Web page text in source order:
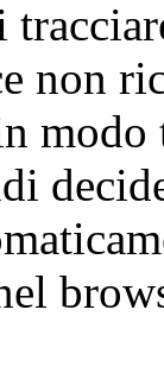
non
modo